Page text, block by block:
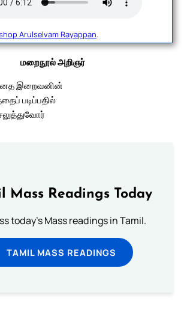
Arulselvam Rayappan.
மறைநூல் அறிஞர்
இறைவனின்
படிப்பதில்
Mass Readings Today
today's Mass readings in Tamil.
TAMIL MASS READINGS